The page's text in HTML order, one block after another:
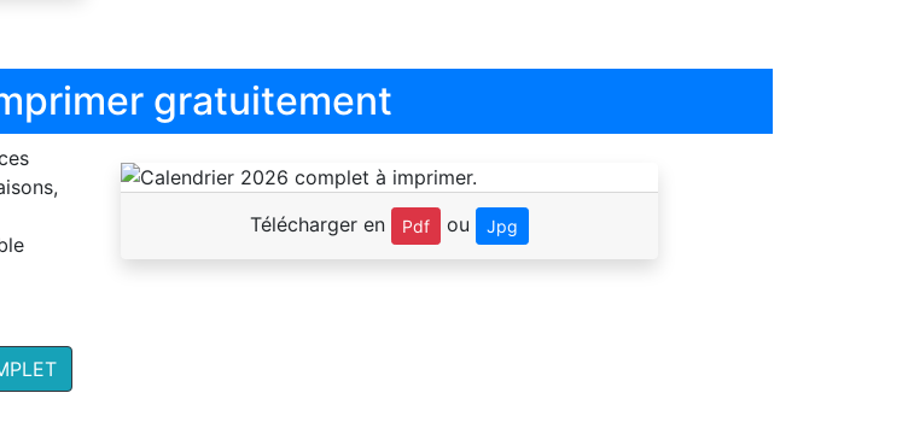
gratuitement
Télécharger en Pdf ou Jpg